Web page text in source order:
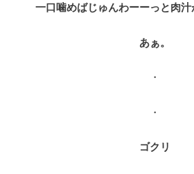
一口噛めばじゅんわーーっと肉汁
あぁ。
・
・
ゴクリ